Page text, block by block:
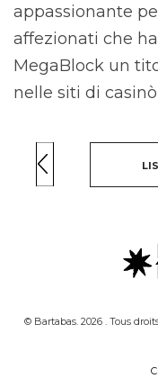
appassionante
affezionati che
MegaBlock un
nelle siti di
© Bartabas. 2026 . Tous